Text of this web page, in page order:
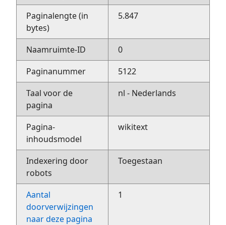
Paginalengte (in
bytes)
5.847
Naamruimte-ID
0
Paginanummer
5122
Taal voor de
pagina
nl - Nederlands
Pagina-
inhoudsmodel
wikitext
Indexering door
robots
Toegestaan
Aantal
doorverwijzingen
naar deze pagina
1